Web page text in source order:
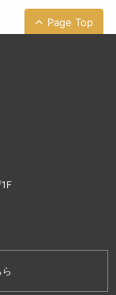
Page Top